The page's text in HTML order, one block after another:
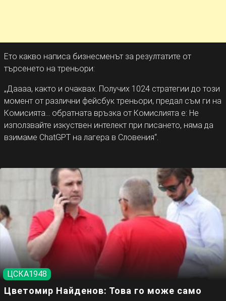
Ето какво написа бизнесменът за резултатите от
търсенето на треньори:
„Даааа, както и очаквах. Получих 1024 стратегии до този
момент от различни фейсбук треньори, предал съм ги на
Комисията… обратната връзка от Комислията е: Не
използвайте изкуствен интелект при писането, няма да
взимаме ChatGPT на лагера в Словения“.
ЦСКА1948
Цветомир Найденов: Това го може само